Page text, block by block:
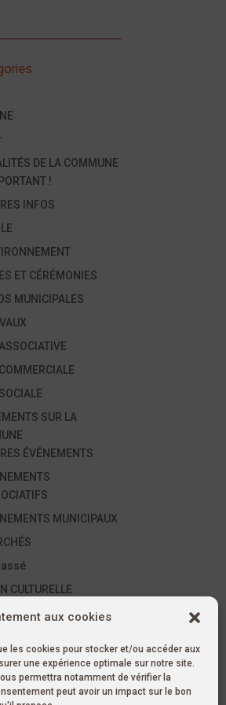
aux cookies
les cookies pour stocker et/ou accéder aux
une expérience optimale sur notre site.
permettra notamment de vérifier la
peut avoir un impact sur le bon
DE LA COMMUNE
!
INFOS
ET CÉRÉMONIES
MUNICIPALES
SUR LA
ÉVÉNEMENTS
MUNICIPAUX
CULTURELLE